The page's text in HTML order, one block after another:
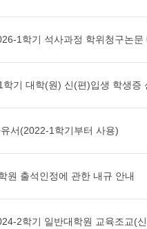
1학기 석사과정 학위청구논
학기 대학(원) 신(편)입생 학생증
서(2022-1학기부터 사용)
원 출석인정에 관한 내규 안내
2학기 일반대학원 교육조교(